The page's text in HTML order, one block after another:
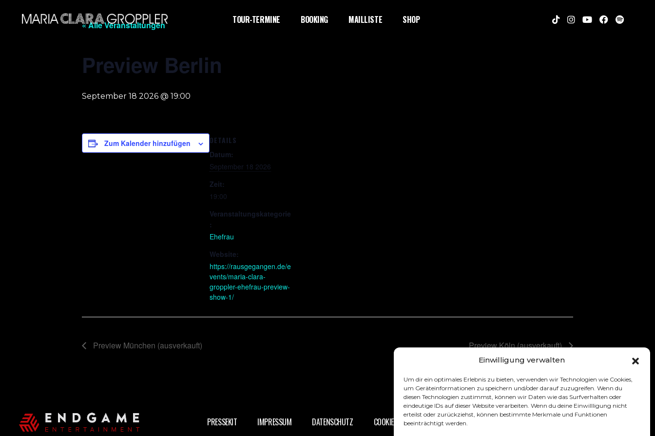
Einwilligung verwalten
Um dir ein optimales Erlebnis zu bieten, verwenden wir Technologien wie Cookies,
um Geräteinformationen zu speichern und/oder darauf zuzugreifen. Wenn du
diesen Technologien zustimmst, können wir Daten wie das Surfverhalten oder
eindeutige IDs auf dieser Website verarbeiten. Wenn du deine Einwillligung nicht
erteilst oder zurückziehst, können bestimmte Merkmale und Funktionen
beeinträchtigt werden.
TOUR-TERMINE BOOKING MAILLISTE SHOP
« Alle Veranstaltungen
Preview Berlin
September 18 2026 @ 19:00
Zum Kalender hinzufügen DETAILS
Datum:
September 18 2026
Zeit:
19:00
Veranstaltungskategorie
:
Ehefrau
Website:
https://rausgegangen.de/e
vents/maria-clara-
groppler-ehefrau-preview-
show-1/
Preview München (ausverkauft) Preview Köln (ausverkauft)
PRESSEKIT IMPRESSUM DATENSCHUTZ COOKIE-RICHTLINIE (EU)